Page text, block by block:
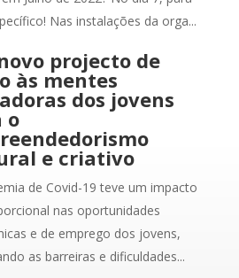
Nas instalações da orga...
projecto de
às mentes
dos jovens
o
e criativo
de Covid-19 teve um impacto
nas oportunidades
e de emprego dos jovens,
as barreiras e dificuldades...